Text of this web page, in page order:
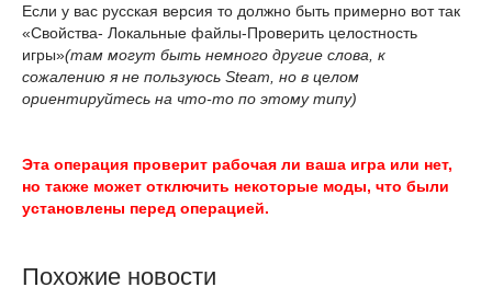
Если у вас русская версия то должно быть примерно вот так
«Свойства- Локальные файлы-Проверить целостность
игры»(там могут быть немного другие слова, к
сожалению я не пользуюсь Steam, но в целом
ориентируйтесь на что-то по этому типу)
Эта операция проверит рабочая ли ваша игра или нет,
но также может отключить некоторые моды, что были
установлены перед операцией.
Похожие новости